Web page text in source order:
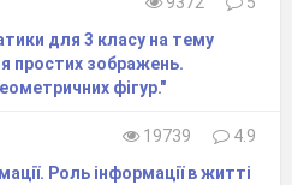
для 3 класу на тему
простих зображень.
фігур."
19739
4.9
Роль інформації в житті